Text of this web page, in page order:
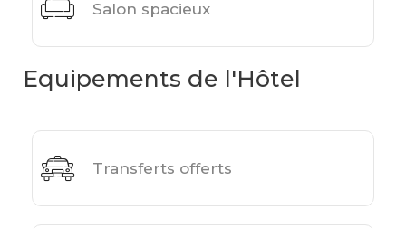
Salon spacieux
Equipements de l'Hôtel
Transferts offerts